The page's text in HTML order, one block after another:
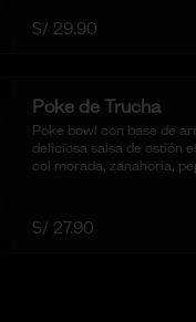
S/ 29.90
Poke de Trucha
Poke bowl con base de
deliciosa salsa de ostión
col morada, zanahoria,
S/ 27.90